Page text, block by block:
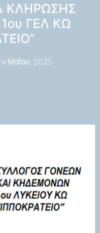
ΚΛΗΡΩΣΗΣ
ΓΕΛ ΚΩ
Μαΐου, 2025